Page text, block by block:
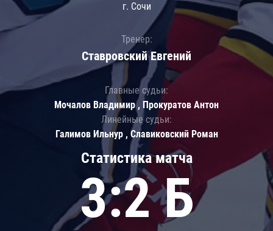
Статистика матча
3:2 Б
г. Сочи
Тренер:
Ставровский Евгений
Главные судьи:
Мочалов Владимир , Прокуратов Антон
Линейные судьи:
Галимов Ильнур , Славиковский Роман